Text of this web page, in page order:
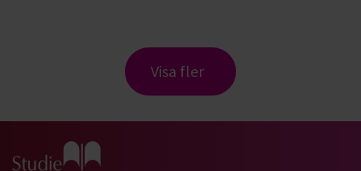
Visa fler
Gå till studiefrämjandets startsida